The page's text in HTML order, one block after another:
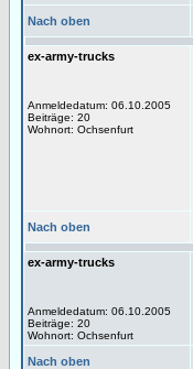
Nach oben
ex-army-trucks
Anmeldedatum: 06.10.2005
Beiträge: 20
Wohnort: Ochsenfurt
Nach oben
ex-army-trucks
Anmeldedatum: 06.10.2005
Beiträge: 20
Wohnort: Ochsenfurt
Nach oben